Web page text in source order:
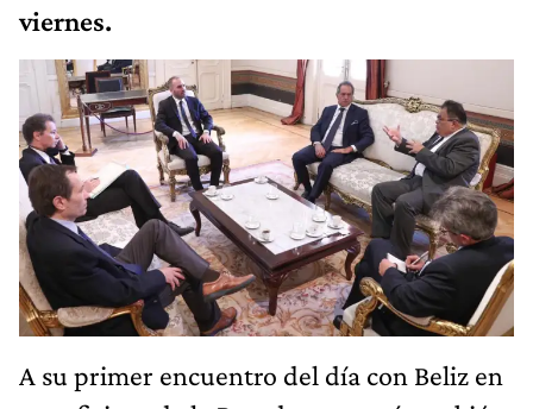
viernes.
A su primer encuentro del día con Beliz en